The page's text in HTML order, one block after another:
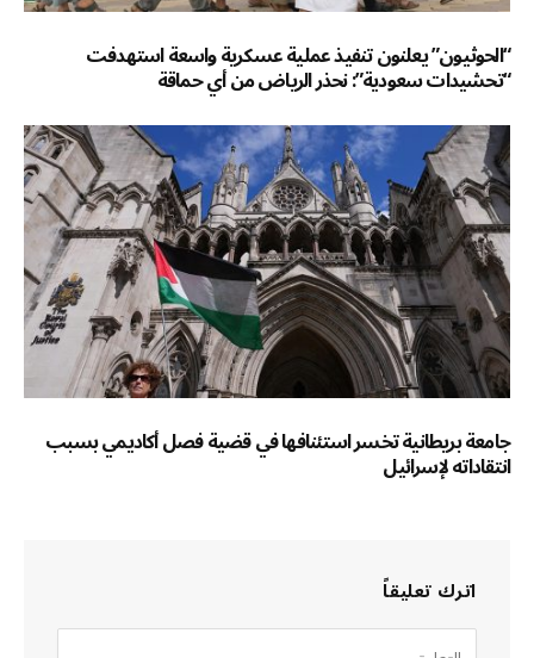
“الحوثيون” يعلنون تنفيذ عملية عسكرية واسعة استهدفت
“تحشيدات سعودية”: نحذر الرياض من أي حماقة
جامعة بريطانية تخسر استئنافها في قضية فصل أكاديمي بسبب
انتقاداته لإسرائيل
اترك تعليقاً